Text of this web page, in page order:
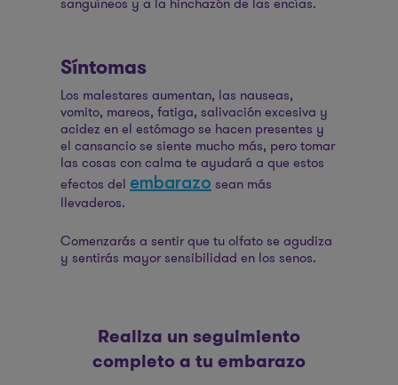
Síntomas
Los malestares aumentan, las nauseas,
vomito, mareos, fatiga, salivación excesiva y
acidez en el estómago se hacen presentes y
el cansancio se siente mucho más, pero tomar
las cosas con calma te ayudará a que estos
efectos del embarazo sean más
llevaderos.
Comenzarás a sentir que tu olfato se agudiza
y sentirás mayor sensibilidad en los senos.
Realiza un seguimiento
completo a tu embarazo